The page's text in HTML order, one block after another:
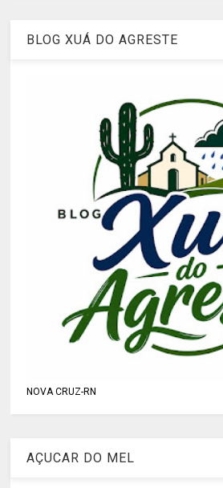
BLOG XUÁ DO AGRESTE
NOVA CRUZ-RN
AÇUCAR DO MEL